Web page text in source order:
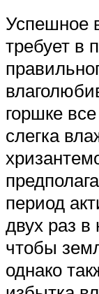
Успешное
требует в
горшке
слегка
период
двух раз
чтобы
однако